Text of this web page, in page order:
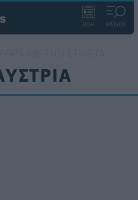
ΡΟΗ ΜΕΝΟΥ